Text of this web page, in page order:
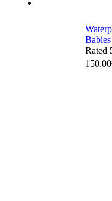
Babies
Rated
150.00